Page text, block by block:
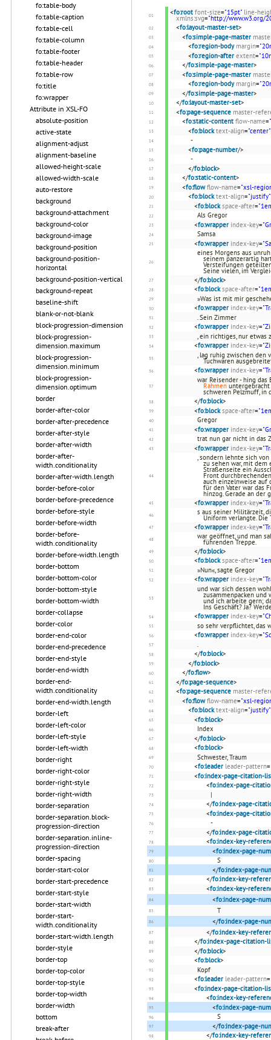
fo:table-body
fo:table-caption
fo:table-cell
fo:table-column
fo:table-footer
fo:table-header
fo:table-row
fo:title
fo:wrapper
Attribute in XSL-FO
absolute-position
active-state
alignment-adjust
alignment-baseline
allowed-height-scale
allowed-width-scale
auto-restore
background
background-attachment
background-color
background-image
background-position
background-position-
horizontal
background-position-vertical
background-repeat
baseline-shift
blank-or-not-blank
block-progression-dimension
block-progression-
dimension.maximum
block-progression-
dimension.minimum
block-progression-
dimension.optimum
border
border-after-color
border-after-precedence
border-after-style
border-after-width
border-after-
width.conditionality
border-after-width.length
border-before-color
border-before-precedence
border-before-style
border-before-width
border-before-
width.conditionality
border-before-width.length
border-bottom
border-bottom-color
border-bottom-style
border-bottom-width
border-collapse
border-color
border-end-color
border-end-precedence
border-end-style
border-end-width
border-end-
width.conditionality
border-end-width.length
border-left
border-left-color
border-left-style
border-left-width
border-right
border-right-color
border-right-style
border-right-width
border-separation
border-separation.block-
progression-direction
border-separation.inline-
progression-direction
border-spacing
border-start-color
border-start-precedence
border-start-style
border-start-width
border-start-
width.conditionality
border-start-width.length
border-style
border-top
border-top-color
border-top-style
border-top-width
border-width
bottom
break-after
<fo:root font-size="15pt" line-
xmlns:svg="http://www.w3.org/
<fo:layout-master-set>
<fo:simple-page-master
<fo:region-body margin=
<fo:region-after extent=
</fo:simple-page-master>
<fo:simple-page-master
<fo:region-body margin=
</fo:simple-page-master>
</fo:layout-master-set>
<fo:page-sequence master-
<fo:static-content flow-name=
<fo:block text-align="center"
-
<fo:page-number/>
-
</fo:block>
</fo:static-content>
<fo:flow flow-name="xsl-
<fo:block text-align="justify"
<fo:block space-after=
Als Gregor
<fo:wrapper index-key=
Samsa
<fo:wrapper index-key=
eines Morgens aus
seinem panzerartig
Versteifungen
Seine vielen, im
</fo:block>
<fo:block space-after=
»Was ist mit mir
<fo:wrapper index-key=
. Sein Zimmer
<fo:wrapper index-key=
, ein richtiges, nur etwas
<fo:wrapper index-key=
, lag ruhig zwischen den
Tuchwaren
<fo:wrapper index-key=
war Reisender - hing
Rahmen untergebracht
schweren Pelzmuff, in
</fo:block>
<fo:block space-after=
Gregor
<fo:wrapper index-key=
trat nun gar nicht in das
<fo:wrapper index-key=
, sondern lehnte sich
zu sehen war, mit
Straßenseite ein
Front
auch einzelnweise auf
für den Vater war das
hinzog. Gerade an der
<fo:wrapper index-key=
s aus seiner Militärzeit,
Uniform verlangte. Die
<fo:wrapper index-key=
war geöffnet, und man
führenden Treppe.
</fo:block>
<fo:block space-after=
»Nun«, sagte Gregor
<fo:wrapper index-key=
und war sich dessen
zusammenpacken und
und ich arbeite gern;
Ins Geschäft? Ja?
<fo:wrapper index-key=
so sehr verpflichtet, das
<fo:wrapper index-key=
.
</fo:block>
</fo:block>
</fo:flow>
</fo:page-sequence>
<fo:page-sequence master-
<fo:flow flow-name="xsl-
<fo:block text-align="justify"
<fo:block>
Index
</fo:block>
<fo:block>
Schwester, Traum
<fo:leader leader-pattern=
<fo:index-page-citation-
<fo:index-page-
|
</fo:index-page-
<fo:index-page-
-
</fo:index-page-
<fo:index-key-
<fo:index-page-
S
</fo:index-page-
</fo:index-key-
<fo:index-key-
<fo:index-page-
T
</fo:index-page-
</fo:index-key-
</fo:index-page-citation-
</fo:block>
<fo:block>
Kopf
<fo:leader leader-pattern=
<fo:index-page-citation-
<fo:index-key-
<fo:index-page-
S
</fo:index-page-
</fo:index-key-